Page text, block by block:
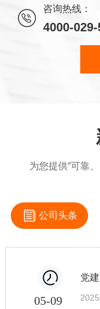
咨询热线：
4000-
为您提供“可靠
公司头条
05-09